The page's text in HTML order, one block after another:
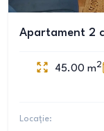
Apartament 2
45.00 m2
Locație: